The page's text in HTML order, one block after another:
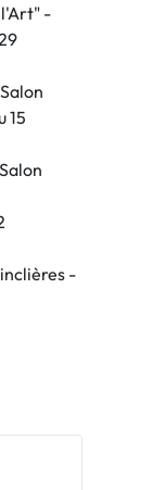
l'Art" -
15
-